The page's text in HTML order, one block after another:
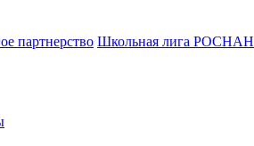
партнерство Школьная лига